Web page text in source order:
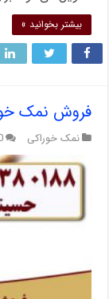
بیشتر بخوانید »
فروش نمک
نمک خوراکی